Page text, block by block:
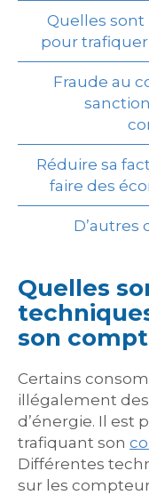
Quelles
pour
Fraude au
Réduire sa
faire des
D’autres
Quelles
son
Certains
illégalement
d’énergie. Il est
trafiquant son
Différentes
sur les